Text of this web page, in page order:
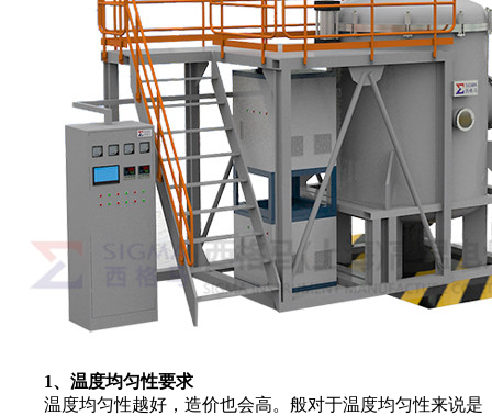
1、温度均匀性要求
温度均匀性越好，造价也会高。般对于温度均匀性来说是